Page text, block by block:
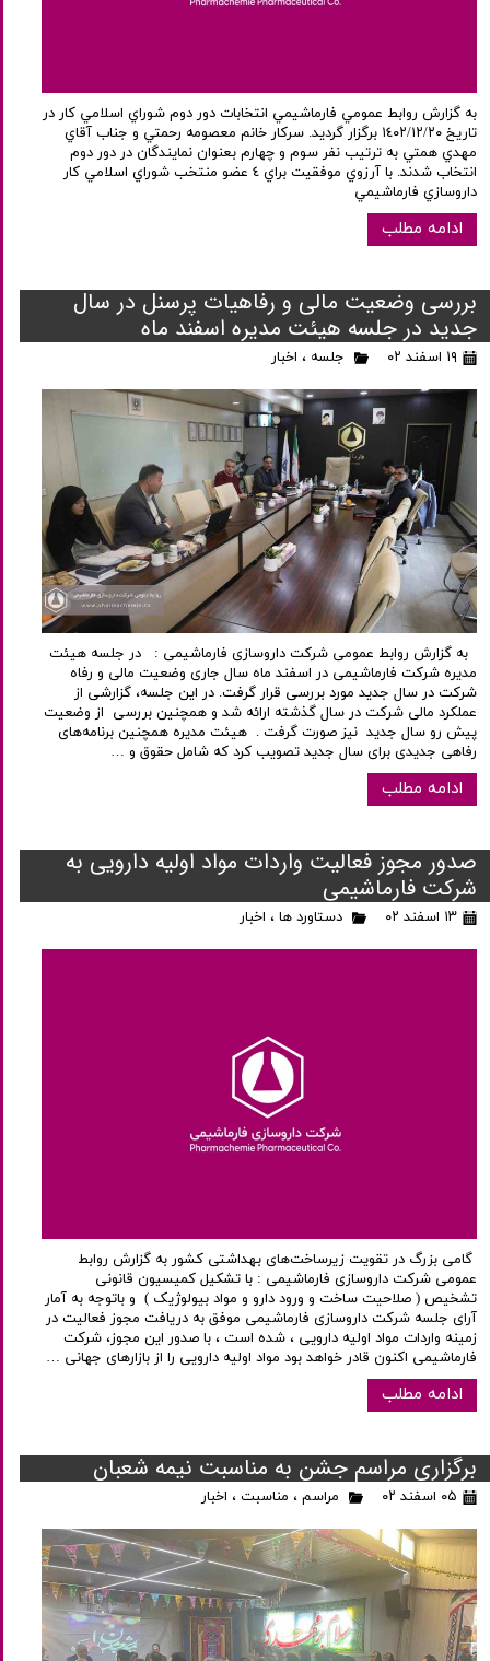
به گزارش روابط عمومي فارماشيمي انتخابات دور دوم شوراي اسلامي كار در
تاريخ ١٤٠٢/١٢/٢٠ برگزار گرديد. سركار خانم معصومه رحمتي و جناب آقاي
مهدي همتي به ترتيب نفر سوم و چهارم بعنوان نمايندگان در دور دوم
انتخاب شدند. با آرزوي موفقيت براي ٤ عضو منتخب شوراي اسلامي كار
داروسازي فارماشيمي
ادامه مطلب
بررسی وضعیت مالی و رفاهیات پرسنل در سال
جدید در جلسه هیئت مدیره اسفند ماه
۱۹ اسفند ۰۲ جلسه ، اخبار
به گزارش روابط عمومی شرکت داروسازی فارماشیمی : در جلسه هیئت
مدیره شرکت فارماشیمی در اسفند ماه سال جاری وضعیت مالی و رفاه
شرکت در سال جدید مورد بررسی قرار گرفت. در این جلسه، گزارشی از
عملکرد مالی شرکت در سال گذشته ارائه شد و همچنین بررسی از وضعیت
پیش رو سال جدید نیز صورت گرفت . هیئت مدیره همچنین برنامه‌های
رفاهی جدیدی برای سال جدید تصویب کرد که شامل حقوق و …
ادامه مطلب
صدور مجوز فعالیت واردات مواد اولیه دارویی به
شرکت فارماشیمی
۱۳ اسفند ۰۲ دستاورد ها ، اخبار
گامی بزرگ در تقویت زیرساخت‌های بهداشتی کشور به گزارش روابط
عمومی شرکت داروسازی فارماشیمی : با تشکیل کمیسیون قانونی
تشخیص ( صلاحیت ساخت و ورود دارو و مواد بیولوژیک ) و باتوجه به آمار
آرای جلسه شرکت داروسازی فارماشیمی موفق به دریافت مجوز فعالیت در
زمینه واردات مواد اولیه دارویی ، شده است ، با صدور این مجوز، شرکت
فارماشیمی اکنون قادر خواهد بود مواد اولیه دارویی را از بازارهای جهانی …
ادامه مطلب
برگزاری مراسم جشن به مناسبت نیمه شعبان
۰۵ اسفند ۰۲ مراسم ، مناسبت ، اخبار